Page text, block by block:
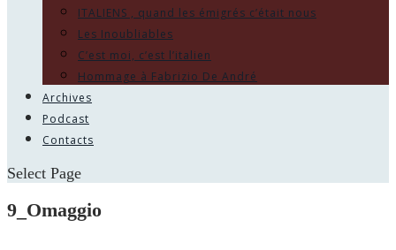
ITALIENS , quand les émigrés c’était nous
Les Inoubliables
C’est moi, c’est l’italien
Hommage à Fabrizio De André
Archives
Podcast
Contacts
Select Page
9_Omaggio